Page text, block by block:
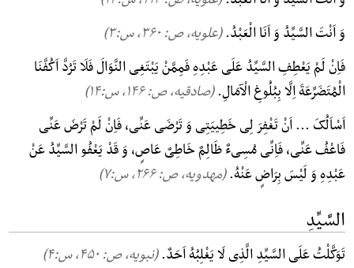
وَ اَنْتَ السَّیِّدُ وَ اَنَا الْعَبْدُ.(علویه، ص: ۳۶۰, س:۳)
فَاِنْ لَمْ یَعْطِفِ السَّیِّدُ عَلَی عَبْدِهِ فَمِمَّنْ یَبْتَغِی النَّوَالَ فَلَا تَرُدَّ اَکُفَّنَا
الْمُتَضَرِّعَةَ اِلَّا بِبُلُوغِ الْآمَالِ.(صادقیه، ص: ۱۴۶, س:۱۴)
اَسْاَلُکَ ... اَنْ تَغْفِرَ لِی خَطِییَتِی وَ تَرْضَی عَنِّی، فَاِنْ لَمْ تَرْضَ عَنِّی
فَاعْفُ عَنِّی، فَاِنِّی مُسِیءٌ ظَالِمٌ خَاطِیٌ عَاصٍ، وَ قَدْ یَعْفُو السَّیِّدُ عَنْ
عَبْدِهِ وَ لَیْسَ بِرَاضٍ عَنْهُ.(مهدویه، ص: ۲۶۶, س:۷)
السَّیِّدِ
تَوَکَّلْتُ عَلَی السَّیِّدِ الَّذِی لَا یَغْلِبُهُ اَحَدٌ.(نبویه، ص: ۴۵۰, س:۴)